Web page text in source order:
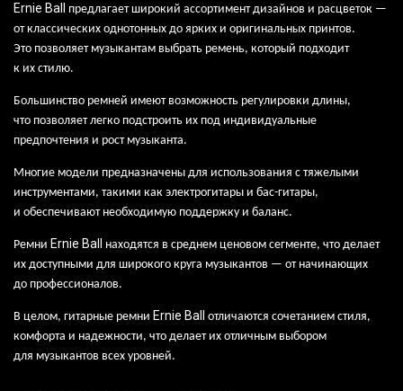
Ernie Ball предлагает широкий ассортимент дизайнов и расцветок —
от классических однотонных до ярких и оригинальных принтов.
Это позволяет музыкантам выбрать ремень, который подходит
к их стилю.
Большинство ремней имеют возможность регулировки длины,
что позволяет легко подстроить их под индивидуальные
предпочтения и рост музыканта.
Многие модели предназначены для использования с тяжелыми
инструментами, такими как электрогитары и бас-гитары,
и обеспечивают необходимую поддержку и баланс.
Ремни Ernie Ball
находятся в среднем ценовом сегменте, что делает
их доступными для широкого круга музыкантов — от начинающих
до профессионалов.
В целом, гитарные ремни Ernie Ball отличаются сочетанием стиля,
комфорта и надежности, что делает их отличным выбором
для музыкантов всех уровней.